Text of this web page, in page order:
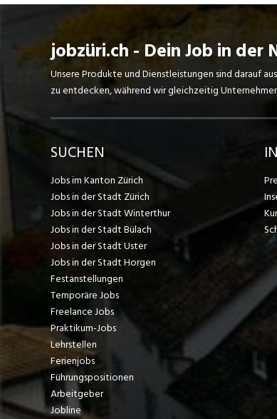
jobzüri.ch - Dein Job in der
Unsere Produkte und Dienstleistungen sind darauf
zu entdecken, während wir gleichzeitig
SUCHEN
Jobs im Kanton Zürich
Jobs in der Stadt Zürich
Jobs in der Stadt Winterthur
Jobs in der Stadt Bülach
Jobs in der Stadt Uster
Jobs in der Stadt Horgen
Festanstellungen
Temporäre Jobs
Freelance Jobs
Praktikum-Jobs
Lehrstellen
Ferienjobs
Führungspositionen
Arbeitgeber
Jobline